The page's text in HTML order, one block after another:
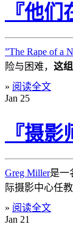
『他
”The Rape of a
险与困难， 这
» 阅读全文
Jan 25
『摄
Greg Miller是一
际摄影中心任
» 阅读全文
Jan 21